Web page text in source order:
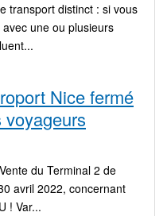
transport distinct : si vous
une ou plusieurs
Nice fermé
du Terminal 2 de
avril 2022, concernant
! Var...